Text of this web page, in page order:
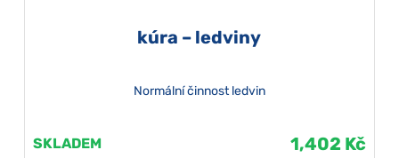
kúra – ledviny
Normální činnost ledvin
SKLADEM 1,402 Kč